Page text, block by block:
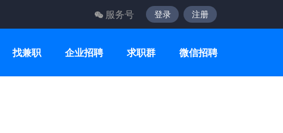
服务号 登录 注册
找兼职 企业招聘 求职群 微信招聘